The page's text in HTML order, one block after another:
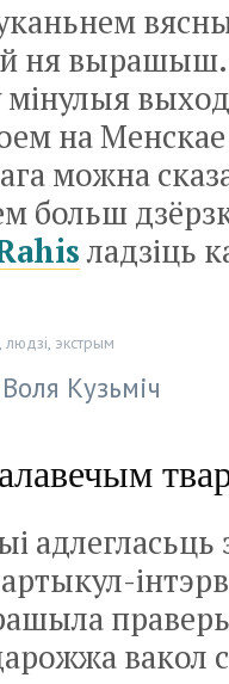
вясны
й ня
мінулыя
на
можна
больш
ладзіць
, людзі, экстрым
Воля Кузьміч
адлегласьць
вакол